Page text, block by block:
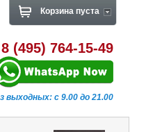
Корзина пуста
8 (495) 764-15-49
выходных: с 9.00 до 21.00